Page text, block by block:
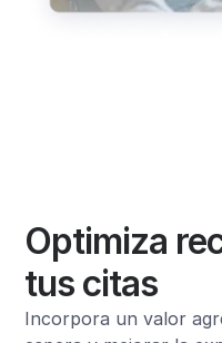
Optimiza
tus citas
Incorpora un valor